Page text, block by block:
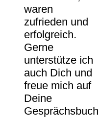
waren
zufrieden und
erfolgreich.
Gerne
unterstütze ich
auch Dich und
freue mich auf
Deine
Gesprächsbuch